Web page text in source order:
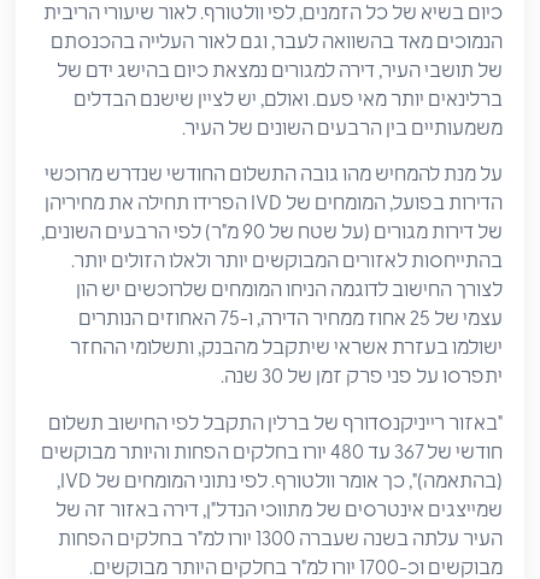
כיום בשיא של כל הזמנים, לפי וולטורף. לאור שיעורי הריבית
הנמוכים מאד בהשוואה לעבר, וגם לאור העלייה בהכנסתם
של תושבי העיר, דירה למגורים נמצאת כיום בהישג ידם של
ברלינאים יותר מאי פעם. ואולם, יש לציין שישנם הבדלים
משמעותיים בין הרבעים השונים של העיר.
על מנת להמחיש מהו גובה התשלום החודשי שנדרש מרוכשי
הדירות בפועל, המומחים של IVD הפרידו תחילה את מחיריהן
של דירות מגורים (על שטח של 90 מ"ר) לפי הרבעים השונים,
בהתייחסות לאזורים המבוקשים יותר ולאלו הזולים יותר.
לצורך החישוב לדוגמה הניחו המומחים שלרוכשים יש הון
עצמי של 25 אחוז ממחיר הדירה, ו-75 האחוזים הנותרים
ישולמו בעזרת אשראי שיתקבל מהבנק, ותשלומי ההחזר
יתפרסו על פני פרק זמן של 30 שנה.
"באזור רייניקנסדורף של ברלין התקבל לפי החישוב תשלום
חודשי של 367 עד 480 יורו בחלקים הפחות והיותר מבוקשים
(בהתאמה)", כך אומר וולטורף. לפי נתוני המומחים של IVD,
שמייצגים אינטרסים של מתווכי הנדל"ן, דירה באזור זה של
העיר עלתה בשנה שעברה 1300 יורו למ"ר בחלקים הפחות
מבוקשים וכ-1700 יורו למ"ר בחלקים היותר מבוקשים.